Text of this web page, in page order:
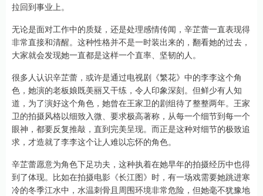
拉回到事业上。
无论是面对工作中的质疑，还是处理感情传闻，辛芷蕾一直表现得
非常直接和清醒。这种性格并不是一时装出来的，翻看她的过去，
大家就会发现她一直都是这样一个直率、坚韧的人。
很多人认识辛芷蕾，或许是通过电视剧《繁花》中的李李这个角
色，她演的老板娘既美丽又干练，令人印象深刻。但鲜少有人知
道，为了演好这个角色，她曾在王家卫的剧组待了整整两年。王家
卫的拍摄风格以细致入微、要求极高著称，从每一个细节到每一个
眼神，都要反复推敲，直到完美呈现。而正是这种对细节的极致追
求，才造就了李李这个让人难以忘怀的角色。
辛芷蕾愿意为角色下足功夫，这种执着在她早年的拍摄经历中也得
到了体现。比如在拍摄电影《长江图》时，有一场戏需要她跳进寒
冷的冬季江水中，水温刺骨且周围环境非常危险，但她毫不犹豫地